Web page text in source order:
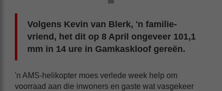
Volgens Kevin van Blerk, 'n familie-
vriend, het dit op 8 April ongeveer 101,1
mm in 14 ure in Gamkaskloof gereën.
'n AMS-helikopter moes verlede week help om
voorraad aan die inwoners en gaste wat vasgekeer